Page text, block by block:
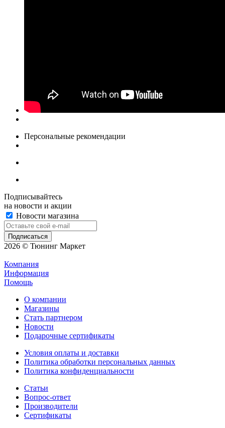
Персональные рекомендации
Подписывайтесь
на новости и акции
Новости магазина
2026 © Тюнинг Маркет
Компания
Информация
Помощь
О компании
Магазины
Стать партнером
Новости
Подарочные сертификаты
Условия оплаты и доставки
Политика обработки персональных данных
Политика конфиденциальности
Статьи
Вопрос-ответ
Производители
Сертификаты